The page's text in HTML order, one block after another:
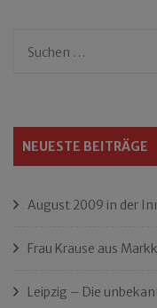
Suchen
NEUESTE BEITRÄGE
August 2009 in der
Frau Krause aus
Leipzig – Die